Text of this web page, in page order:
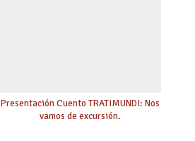
Presentación Cuento TRATIMUNDI: Nos
vamos de excursión.